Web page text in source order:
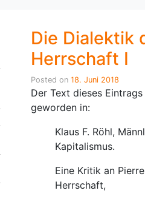
Die Dialektik
Herrschaft I
Posted on 18. Juni 2018
Der Text dieses
geworden in:
Klaus F. Röhl,
Kapitalismus.
Eine Kritik an
Herrschaft,